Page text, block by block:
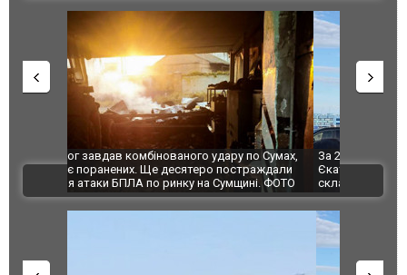
За 2000 кілометрів від кордону з Україною: в
Єкатеринбурзі після атаки дронів загорівся
склад Wildberries. ФОТО. ВІДЕО
"Мої
ВІДЕО